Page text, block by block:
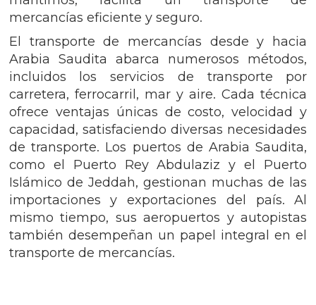
mercancías eficiente y seguro.
El transporte de mercancías desde y hacia
Arabia Saudita abarca numerosos métodos,
incluidos los servicios de transporte por
carretera, ferrocarril, mar y aire. Cada técnica
ofrece ventajas únicas de costo, velocidad y
capacidad, satisfaciendo diversas necesidades
de transporte. Los puertos de Arabia Saudita,
como el Puerto Rey Abdulaziz y el Puerto
Islámico de Jeddah, gestionan muchas de las
importaciones y exportaciones del país. Al
mismo tiempo, sus aeropuertos y autopistas
también desempeñan un papel integral en el
transporte de mercancías.